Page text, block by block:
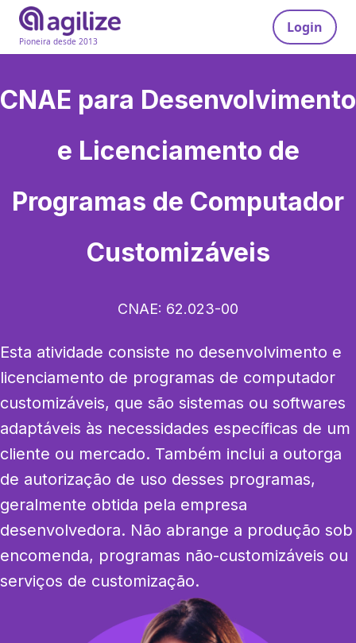
Pioneira desde 2013
Login
CNAE para Desenvolvimento
e Licenciamento de
Programas de Computador
Customizáveis
CNAE: 62.023-00
Esta atividade consiste no desenvolvimento e
licenciamento de programas de computador
customizáveis, que são sistemas ou softwares
adaptáveis às necessidades específicas de um
cliente ou mercado. Também inclui a outorga
de autorização de uso desses programas,
geralmente obtida pela empresa
desenvolvedora. Não abrange a produção sob
encomenda, programas não-customizáveis ou
serviços de customização.